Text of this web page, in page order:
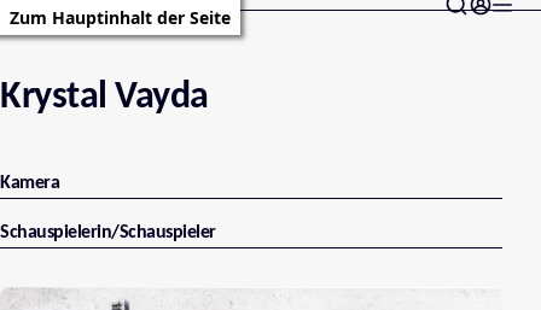
Zum Hauptinhalt der Seite
Krystal Vayda
Kamera
Schauspielerin/Schauspieler